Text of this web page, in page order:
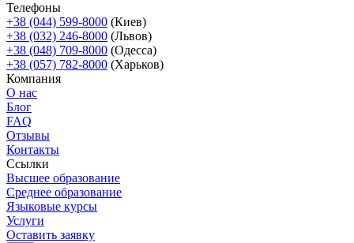
Телефоны
+38 (044) 599-8000 (Киев)
+38 (032) 246-8000 (Львов)
+38 (048) 709-8000 (Одесcа)
+38 (057) 782-8000 (Харьков)
Компания
О нас
Блог
FAQ
Отзывы
Контакты
Ссылки
Высшее образование
Среднее образование
Языковые курсы
Услуги
Оставить заявку